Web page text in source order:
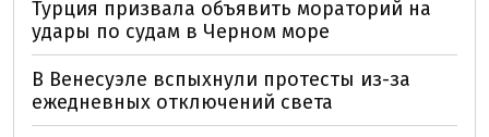
Турция призвала объявить мораторий на
удары по судам в Черном море
В Венесуэле вспыхнули протесты из-за
ежедневных отключений света